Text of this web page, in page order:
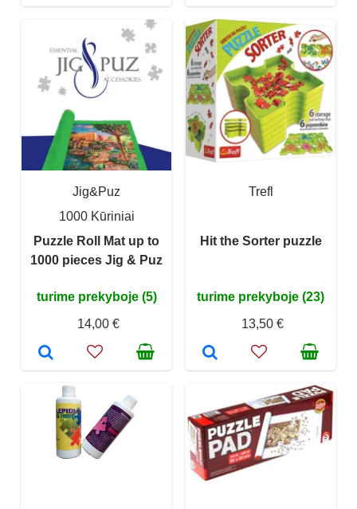
Jig&Puz
1000 Kūriniai
Puzzle Roll Mat up to
1000 pieces Jig & Puz
turime prekyboje (5)
14,00 €
Trefl
Hit the Sorter puzzle
turime prekyboje (23)
13,50 €